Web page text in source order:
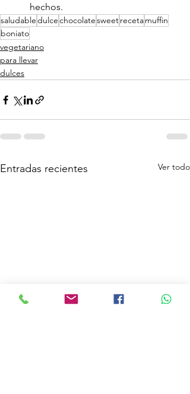
hechos.
saludabledulcechocolatesweetrecetamuffin
boniato
vegetariano
para llevar
dulces
Entradas recientes Ver todo